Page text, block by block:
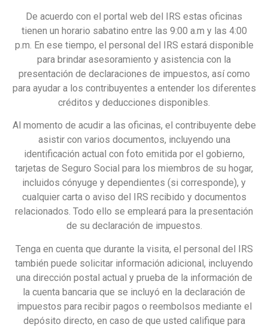
De acuerdo con el portal web del IRS estas oficinas
tienen un horario sabatino entre las 9:00 a.m y las 4:00
p.m. En ese tiempo, el personal del IRS estará disponible
para brindar asesoramiento y asistencia con la
presentación de declaraciones de impuestos, así como
para ayudar a los contribuyentes a entender los diferentes
créditos y deducciones disponibles.
Al momento de acudir a las oficinas, el contribuyente debe
asistir con varios documentos, incluyendo una
identificación actual con foto emitida por el gobierno,
tarjetas de Seguro Social para los miembros de su hogar,
incluidos cónyuge y dependientes (si corresponde), y
cualquier carta o aviso del IRS recibido y documentos
relacionados. Todo ello se empleará para la presentación
de su declaración de impuestos.
Tenga en cuenta que durante la visita, el personal del IRS
también puede solicitar información adicional, incluyendo
una dirección postal actual y prueba de la información de
la cuenta bancaria que se incluyó en la declaración de
impuestos para recibir pagos o reembolsos mediante el
depósito directo, en caso de que usted califique para